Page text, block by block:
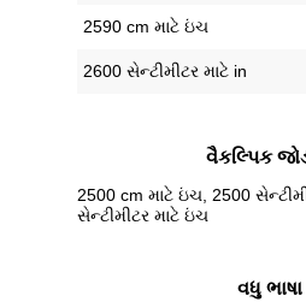
2590 cm માટે ઇંચ
2600 સેન્ટીમીટર માટે in
વૈકલ્પિક
2500 cm માટે ઇંચ, 2500
સેન્ટીમીટર માટે ઇંચ
વધુ ભાષા